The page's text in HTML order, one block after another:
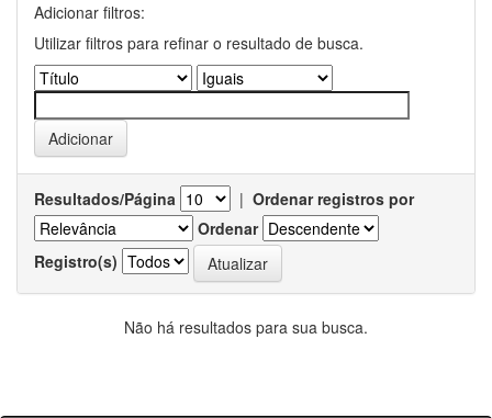
Adicionar filtros:
Utilizar filtros para refinar o resultado de busca.
Resultados/Página | Ordenar registros por
Ordenar
Registro(s)
Não há resultados para sua busca.